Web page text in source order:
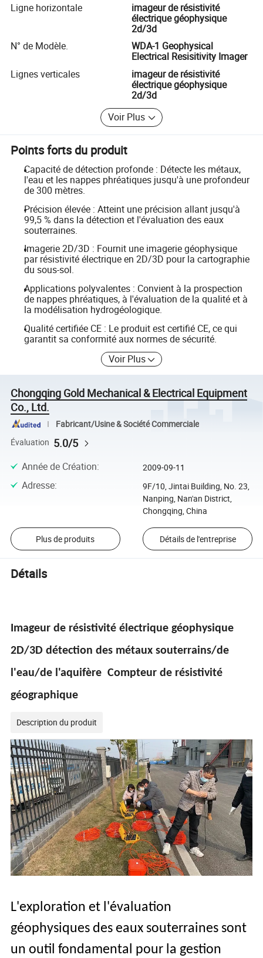
Ligne horizontale
imageur de résistivité
électrique géophysique
2d/3d
N° de Modèle.
WDA-1 Geophysical
Electrical Resisitivity Imager
Lignes verticales
imageur de résistivité
électrique géophysique
2d/3d
Voir Plus
Points forts du produit
Capacité de détection profonde : Détecte les métaux,
l'eau et les nappes phréatiques jusqu'à une profondeur
de 300 mètres.
Précision élevée : Atteint une précision allant jusqu'à
99,5 % dans la détection et l'évaluation des eaux
souterraines.
Imagerie 2D/3D : Fournit une imagerie géophysique
par résistivité électrique en 2D/3D pour la cartographie
du sous-sol.
Applications polyvalentes : Convient à la prospection
de nappes phréatiques, à l'évaluation de la qualité et à
la modélisation hydrogéologique.
Qualité certifiée CE : Le produit est certifié CE, ce qui
garantit sa conformité aux normes de sécurité.
Voir Plus
Chongqing Gold Mechanical & Electrical Equipment
Co., Ltd.
Fabricant/Usine & Société Commerciale
Évaluation 5.0/5
Année de Création: 2009-09-11
Adresse:
9F/10, Jintai Building, No. 23,
Nanping, Nan'an District,
Chongqing, China
Plus de produits Détails de l'entreprise
Détails
Imageur de résistivité électrique géophysique
2D/3D détection des métaux souterrains/de
l'eau/de l'aquifère Compteur de résistivité
géographique
Description du produit
L'exploration et l'évaluation
géophysiques des eaux souterraines sont
un outil fondamental pour la gestion